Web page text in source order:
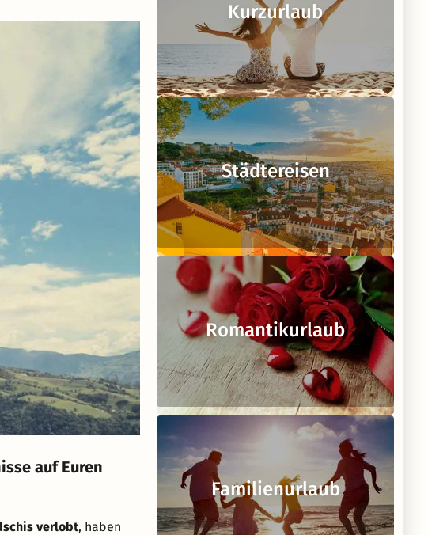
auf Euren
verlobt, haben
Kurzurlaub
Städtereisen
Romantikurlaub
Familienurlaub